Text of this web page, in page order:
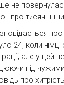
не
і про тисячі
24, коли
але у цей
під чужими
про